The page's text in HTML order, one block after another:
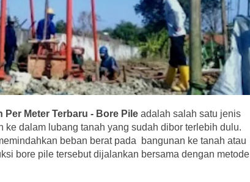
Per Meter Terbaru - Bore Pile adalah salah satu jenis
ke dalam lubang tanah yang sudah dibor terlebih dulu.
beban berat pada bangunan ke tanah atau
bore pile tersebut dijalankan bersama dengan metode